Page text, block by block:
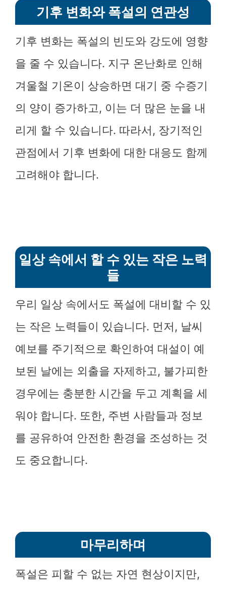
기후 변화와 폭설의 연관성
기후 변화는 폭설의 빈도와 강도에 영향
을 줄 수 있습니다. 지구 온난화로 인해
겨울철 기온이 상승하면 대기 중 수증기
의 양이 증가하고, 이는 더 많은 눈을 내
리게 할 수 있습니다. 따라서, 장기적인
관점에서 기후 변화에 대한 대응도 함께
고려해야 합니다.
일상 속에서 할 수 있는 작은 노력
들
우리 일상 속에서도 폭설에 대비할 수 있
는 작은 노력들이 있습니다. 먼저, 날씨
예보를 주기적으로 확인하여 대설이 예
보된 날에는 외출을 자제하고, 불가피한
경우에는 충분한 시간을 두고 계획을 세
워야 합니다. 또한, 주변 사람들과 정보
를 공유하여 안전한 환경을 조성하는 것
도 중요합니다.
마무리하며
폭설은 피할 수 없는 자연 현상이지만,